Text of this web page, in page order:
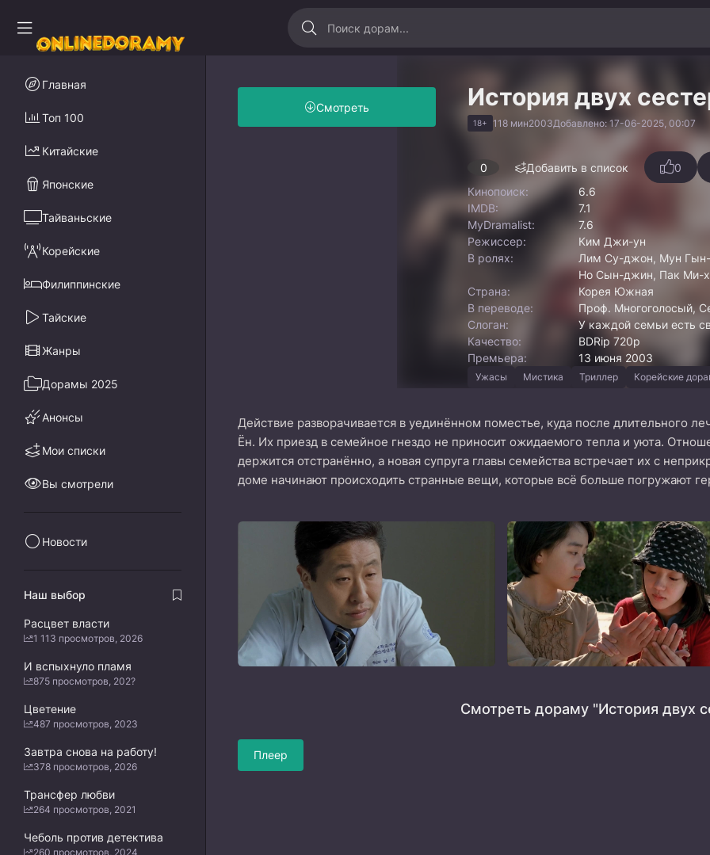
История двух
18+ 118 мин2003Добавлено: 17-06-2025, 00:07
Смотреть
0 Добавить в список 0
Кинопоиск:
6.6
IMDB:
7.1
MyDramalist:
7.6
Режиссер:
Ким Джи-ун
В ролях:
Лим Су-джон, Мун
Но Сын-джин, Пак Ми-
Страна:
Корея Южная
В переводе:
Проф. Многоголосый,
Слоган:
У каждой семьи есть
Качество:
BDRip 720p
Премьера:
13 июня 2003
Ужасы Мистика Триллер Корейские
Действие разворачивается в уединённом поместье, куда после длительного
Ён. Их приезд в семейное гнездо не приносит ожидаемого тепла и уюта.
держится отстранённо, а новая супруга главы семейства встречает их с
доме начинают происходить странные вещи, которые всё больше погружают
Смотреть дораму "История двух
Плеер
Главная
Топ 100
Китайские
Японские
Тайваньские
Корейские
Филиппинские
Тайские
Жанры
Дорамы 2025
Анонсы
Мои списки
Вы смотрели
Новости
Наш выбор
Расцвет власти
1 113 просмотров, 2026
И вспыхнуло пламя
875 просмотров, 202?
Цветение
487 просмотров, 2023
Завтра снова на работу!
378 просмотров, 2026
Трансфер любви
264 просмотров, 2021
Чеболь против детектива
260 просмотров, 2024